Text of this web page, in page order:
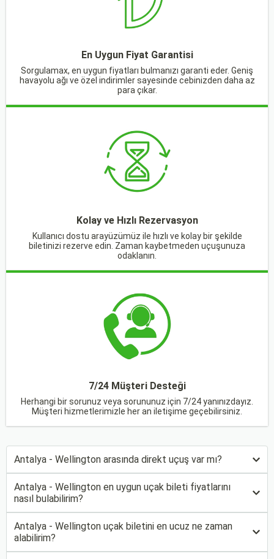
En Uygun Fiyat Garantisi
Sorgulamax, en uygun fiyatları bulmanızı garanti eder. Geniş
havayolu ağı ve özel indirimler sayesinde cebinizden daha az
para çıkar.
Kolay ve Hızlı Rezervasyon
Kullanıcı dostu arayüzümüz ile hızlı ve kolay bir şekilde
biletinizi rezerve edin. Zaman kaybetmeden uçuşunuza
odaklanın.
7/24 Müşteri Desteği
Herhangi bir sorunuz veya sorununuz için 7/24 yanınızdayız.
Müşteri hizmetlerimizle her an iletişime geçebilirsiniz.
Antalya - Wellington arasında direkt uçuş var mı?
Antalya - Wellington en uygun uçak bileti fiyatlarını
nasıl bulabilirim?
Antalya - Wellington uçak biletini en ucuz ne zaman
alabilirim?